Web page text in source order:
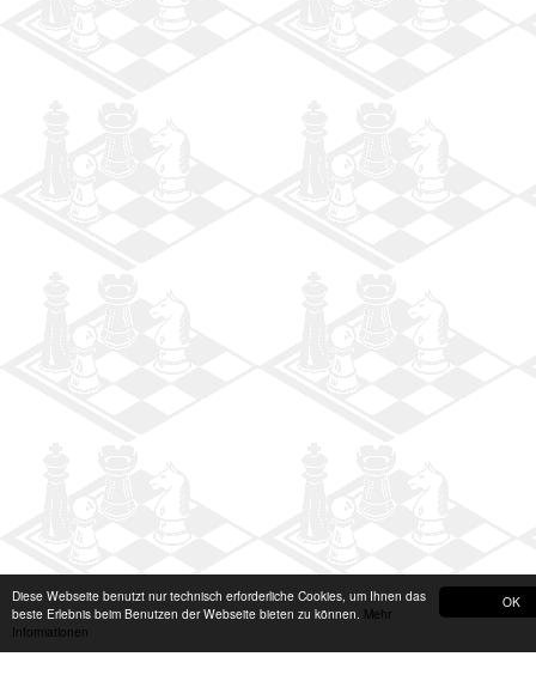
OK
Diese Webseite benutzt nur technisch erforderliche Cookies, um Ihnen das
beste Erlebnis beim Benutzen der Webseite bieten zu können. Mehr
Informationen